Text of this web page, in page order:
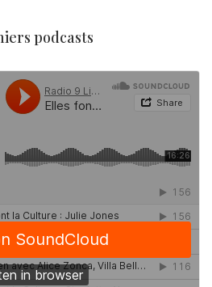
podcasts